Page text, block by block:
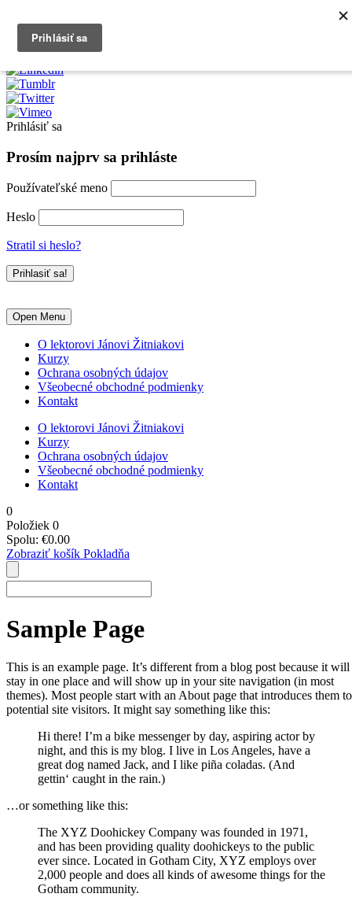
Prihlásiť sa
Prosím najprv sa prihláste
Používateľské meno
Heslo
Stratil si heslo?
Open Menu
O lektorovi Jánovi Žitniakovi
Kurzy
Ochrana osobných údajov
Všeobecné obchodné podmienky
Kontakt
O lektorovi Jánovi Žitniakovi
Kurzy
Ochrana osobných údajov
Všeobecné obchodné podmienky
Kontakt
0
Položiek 0
Spolu: €0.00
Zobraziť košík Pokladňa
Sample Page
This is an example page. It’s different from a blog post because it will
stay in one place and will show up in your site navigation (in most
themes). Most people start with an About page that introduces them to
potential site visitors. It might say something like this:
Hi there! I’m a bike messenger by day, aspiring actor by
night, and this is my blog. I live in Los Angeles, have a
great dog named Jack, and I like piña coladas. (And
gettin‘ caught in the rain.)
…or something like this:
The XYZ Doohickey Company was founded in 1971,
and has been providing quality doohickeys to the public
ever since. Located in Gotham City, XYZ employs over
2,000 people and does all kinds of awesome things for the
Gotham community.